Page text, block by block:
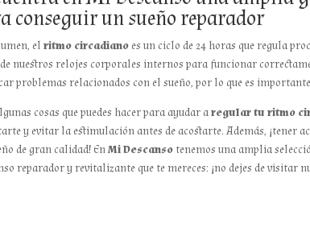
conseguir un sueño reparador
elritmo circadiano es un ciclo de 24 horas que regula
nuestros relojes corporales internos para funcionar
problemas relacionados con el sueño, por lo que es
cosas que puedes hacer para ayudar aregular tu ritmo
y evitar la estimulación antes de acostarte. Además, ¡tener
de gran calidad! EnMi Descanso tenemos una amplia
reparador y revitalizante que te mereces: ¡no dejes de visitar